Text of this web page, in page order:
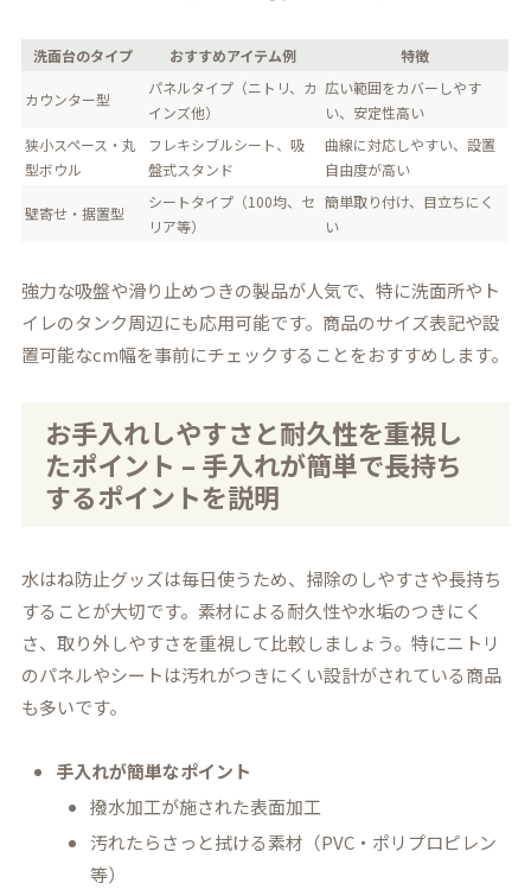
洗面台のタイプ おすすめアイテム例 特徴
カウンター型
パネルタイプ（ニトリ、カ
インズ他）
広い範囲をカバーしやす
い、安定性高い
狭小スペース・丸
型ボウル
フレキシブルシート、吸
盤式スタンド
曲線に対応しやすい、設置
自由度が高い
壁寄せ・据置型
シートタイプ（100均、セ
リア等）
簡単取り付け、目立ちにく
い
強力な吸盤や滑り止めつきの製品が人気で、特に洗面所やト
イレのタンク周辺にも応用可能です。商品のサイズ表記や設
置可能なcm幅を事前にチェックすることをおすすめします。
お手入れしやすさと耐久性を重視し
たポイント – 手入れが簡単で長持ち
するポイントを説明
水はね防止グッズは毎日使うため、掃除のしやすさや長持ち
することが大切です。素材による耐久性や水垢のつきにく
さ、取り外しやすさを重視して比較しましょう。特にニトリ
のパネルやシートは汚れがつきにくい設計がされている商品
も多いです。
手入れが簡単なポイント
撥水加工が施された表面加工
汚れたらさっと拭ける素材（PVC・ポリプロピレン
等）